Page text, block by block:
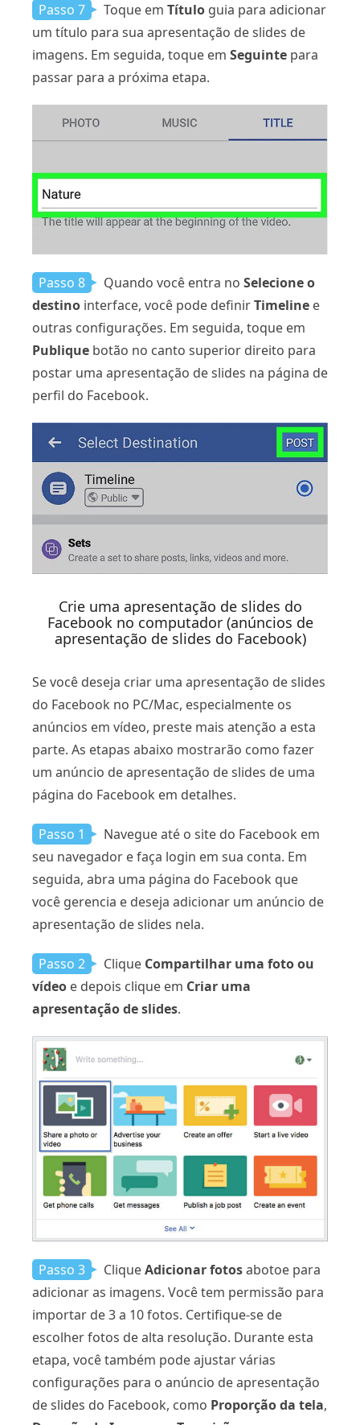
Passo 7 Toque em Título guia para adicionar
um título para sua apresentação de slides de
imagens. Em seguida, toque em Seguinte para
passar para a próxima etapa.
Passo 8 Quando você entra no Selecione o
destino interface, você pode definirTimeline e
outras configurações. Em seguida, toque em
Publique botão no canto superior direito para
postar uma apresentação de slides na página de
perfil do Facebook.
Crie uma apresentação de slides do
Facebook no computador (anúncios de
apresentação de slides do Facebook)
Se você deseja criar uma apresentação de slides
do Facebook no PC/Mac, especialmente os
anúncios em vídeo, preste mais atenção a esta
parte. As etapas abaixo mostrarão como fazer
um anúncio de apresentação de slides de uma
página do Facebook em detalhes.
Passo 1
Navegue até o site do Facebook em
seu navegador e faça login em sua conta. Em
seguida, abra uma página do Facebook que
você gerencia e deseja adicionar um anúncio de
apresentação de slides nela.
Passo 2 Clique Compartilhar uma foto ou
vídeo e depois clique em Criar uma
apresentação de slides.
Passo 3 CliqueAdicionar fotosabotoe para
adicionar as imagens. Você tem permissão para
importar de 3 a 10 fotos. Certifique-se de
escolher fotos de alta resolução. Durante esta
etapa, você também pode ajustar várias
configurações para o anúncio de apresentação
de slides do Facebook, como Proporção da tela,